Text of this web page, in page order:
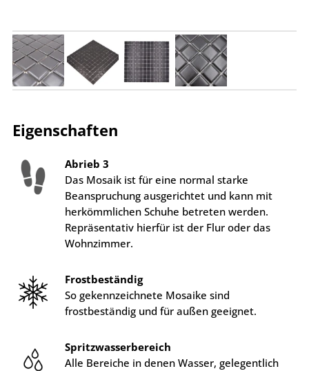
Eigenschaften
Abrieb 3
Das Mosaik ist für eine normal starke
Beanspruchung ausgerichtet und kann mit
herkömmlichen Schuhe betreten werden.
Repräsentativ hierfür ist der Flur oder das
Wohnzimmer.
Frostbeständig
So gekennzeichnete Mosaike sind
frostbeständig und für außen geeignet.
Spritzwasserbereich
Alle Bereiche in denen Wasser, gelegentlich